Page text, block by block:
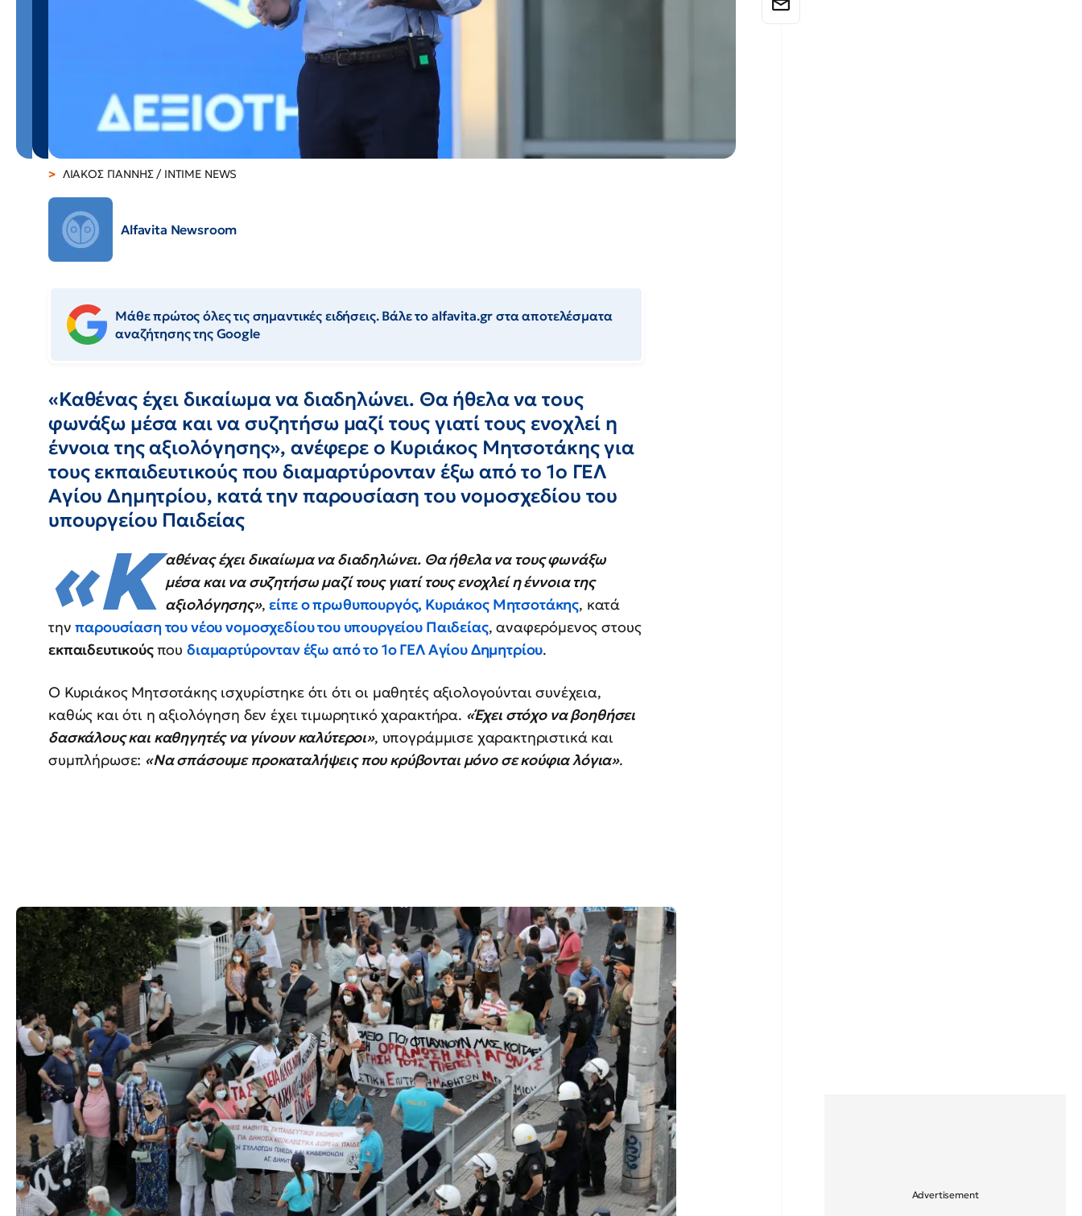
ΛΙΑΚΟΣ ΓΙΑΝΝΗΣ / INTIME NEWS
Alfavita Newsroom
Μάθε πρώτος όλες τις σημαντικές ειδήσεις. Βάλε το alfavita.gr στα αποτελέσματα
αναζήτησης της Google
«Καθένας έχει δικαίωμα να διαδηλώνει. Θα ήθελα να τους
φωνάξω μέσα και να συζητήσω μαζί τους γιατί τους ενοχλεί η
έννοια της αξιολόγησης», ανέφερε ο Κυριάκος Μητσοτάκης για
τους εκπαιδευτικούς που διαμαρτύρονταν έξω από το 1ο ΓΕΛ
Αγίου Δημητρίου, κατά την παρουσίαση του νομοσχεδίου του
υπουργείου Παιδείας
«Κ αθένας έχει δικαίωμα να διαδηλώνει. Θα ήθελα να τους φωνάξω
μέσα και να συζητήσω μαζί τους γιατί τους ενοχλεί η έννοια της
αξιολόγησης»,είπε ο πρωθυπουργός, Κυριάκος Μητσοτάκης, κατά
τηνπαρουσίαση του νέου νομοσχεδίου του υπουργείου Παιδείας, αναφερόμενος στους
εκπαιδευτικούςπου διαμαρτύρονταν έξω από το 1ο ΓΕΛ Αγίου Δημητρίου.
Ο Κυριάκος Μητσοτάκης ισχυρίστηκε ότι ότι οι μαθητές αξιολογούνται συνέχεια,
καθώς και ότι η αξιολόγηση δεν έχει τιμωρητικό χαρακτήρα. «Έχει στόχο να βοηθήσει
δασκάλους και καθηγητές να γίνουν καλύτεροι», υπογράμμισε χαρακτηριστικά και
συμπλήρωσε: «Να σπάσουμε προκαταλήψεις που κρύβονται μόνο σε κούφια λόγια».